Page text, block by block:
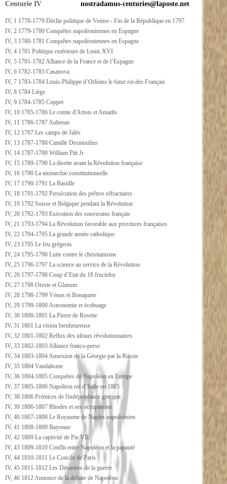
Centurie IV
IV, 1 1778-1779 Déclin politique de Venise - Fin de la République en 1797
IV, 2 1779-1780 Conquêtes napoléoniennes en Espagne
IV, 3 1780-1781 Conquêtes napoléoniennes en Espagne
IV, 4 1781 Politique extérieure de Louis XVI
IV, 5 1781-1782 Alliance de la France et de l’Espagne
IV, 6 1782-1783 Casanova
IV, 7 1783-1784 Louis-Philippe d’Orléans le futur roi des Français
IV, 8 1784 Liège
IV, 9 1784-1785 Coppet
IV, 10 1785-1786 Le comte d'Artois et Amadis
IV, 11 1786-1787 Aubenas
IV, 12 1787 Les camps de Jalès
IV, 13 1787-1788 Camille Desmoulins
IV, 14 1787-1788 William Pitt Jr
IV, 15 1789-1790 La disette avant la Révolution française
IV, 16 1790 La monarchie constitutionnelle
IV, 17 1790-1791 La Bastille
IV, 18 1791-1792 Persécution des prêtres réfractaires
IV, 19 1792 Suisse et Belgique pendant la Révolution
IV, 20 1792-1793 Exécution des souverains français
IV, 21 1793-1794 La Révolution favorable aux provinces françaises
IV, 22 1794-1795 La grande armée catholique
IV, 23 1795 Le feu grégeois
IV, 24 1795-1796 Lutte contre le christianisme
IV, 25 1796-1797 La science au service de la Révolution
IV, 26 1797-1798 Coup d’Etat du 18 fructidor
IV, 27 1798 Oreste et Glanum
IV, 28 1798-1799 Vénus et Bonaparte
IV, 29 1799-1800 Astronomie et écobuage
IV, 30 1800-1801 La Pierre de Rosette
IV, 31 1801 La vision bienheureuse
IV, 32 1801-1802 Reflux des idéaux révolutionnaires
IV, 33 1802-1803 Alliance franco-perse
IV, 34 1803-1804 Annexion de la Géorgie par la Russie
IV, 35 1804 Vandalisme
IV, 36 1804-1805 Conquêtes de Napoléon en Europe
IV, 37 1805-1806 Napoléon roi d’Italie en 1805
IV, 38 1806 Prémices de l'indépendance grecque
IV, 39 1806-1807 Rhodes et ses occupations
IV, 40 1807-1808 Le Royaume de Naples napoléonien
IV, 41 1808-1809 Bayonne
IV, 42 1809 La captivité de Pie VII
IV, 43 1809-1810 Conflit entre Napoléon et la papauté
IV, 44 1810-1811 Le Concile de Paris
IV, 45 1811-1812 Les Désastres de la guerre
IV, 46 1812 Annonce de la défaite de Napoléon
nostradamus-centuries@laposte.net